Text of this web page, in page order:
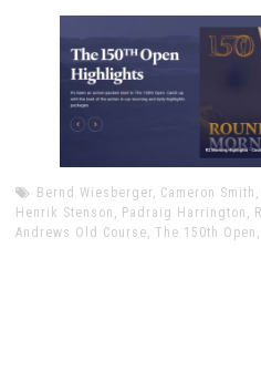
Bernd Wiesberger, Cameron Smith ,
Henrik Stenson , Padraig Harrington ,
Andrews Old Course, The 150th Open ,